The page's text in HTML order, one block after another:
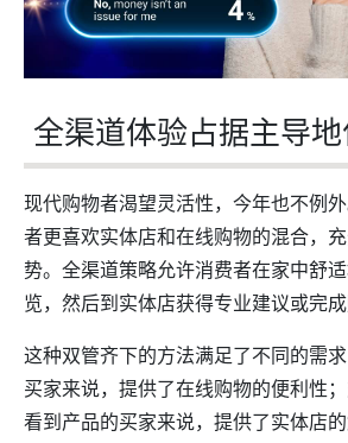
全渠道体验占据主导地
现代购物者渴望灵活性，今年也不例
者更喜欢实体店和在线购物的混合，
势。全渠道策略允许消费者在家中舒
览，然后到实体店获得专业建议或完
这种双管齐下的方法满足了不同的需
买家来说，提供了在线购物的便利性
看到产品的买家来说，提供了实体店的